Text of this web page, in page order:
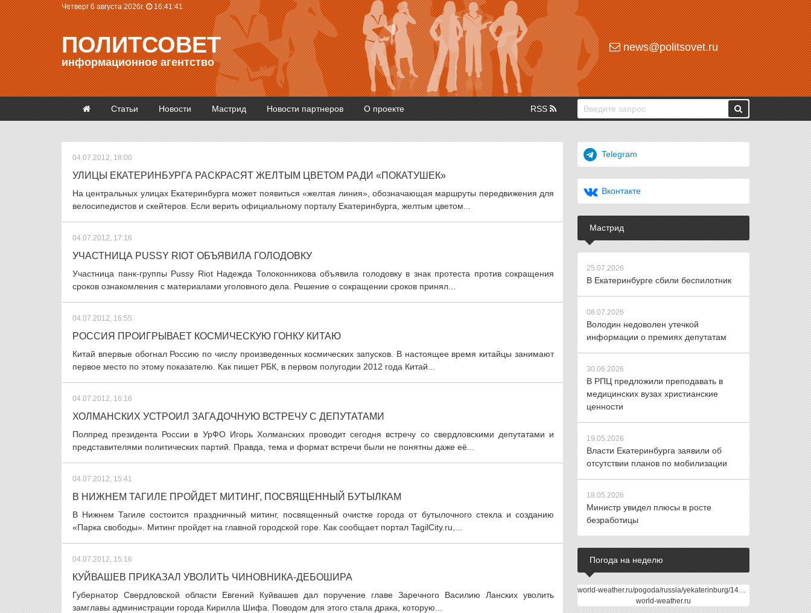
Четверг 6 августа 2026г. 16:41:41
ПОЛИТСОВЕТ
информационное агентство
news@politsovet.ru
Статьи Новости Мастрид Новости партнеров О проекте RSS
04.07.2012, 18:00
УЛИЦЫ ЕКАТЕРИНБУРГА РАСКРАСЯТ ЖЕЛТЫМ ЦВЕТОМ РАДИ «ПОКАТУШЕК»
На центральных улицах Екатеринбурга может появиться «желтая линия», обозначающая маршруты передвижения для
велосипедистов и скейтеров. Если верить официальному порталу Екатеринбурга, желтым цветом...
04.07.2012, 17:16
УЧАСТНИЦА PUSSY RIOT ОБЪЯВИЛА ГОЛОДОВКУ
Участница панк-группы Pussy Riot Надежда Толоконникова объявила голодовку в знак протеста против сокращения
сроков ознакомления с материалами уголовного дела. Решение о сокращении сроков принял...
04.07.2012, 16:55
РОССИЯ ПРОИГРЫВАЕТ КОСМИЧЕСКУЮ ГОНКУ КИТАЮ
Китай впервые обогнал Россию по числу произведенных космических запусков. В настоящее время китайцы занимают
первое место по этому показателю. Как пишет РБК, в первом полугодии 2012 года Китай...
04.07.2012, 16:16
ХОЛМАНСКИХ УСТРОИЛ ЗАГАДОЧНУЮ ВСТРЕЧУ С ДЕПУТАТАМИ
Полпред президента России в УрФО Игорь Холманских проводит сегодня встречу со свердловскими депутатами и
представителями политических партий. Правда, тема и формат встречи были не понятны даже её...
04.07.2012, 15:41
В НИЖНЕМ ТАГИЛЕ ПРОЙДЕТ МИТИНГ, ПОСВЯЩЕННЫЙ БУТЫЛКАМ
В Нижнем Тагиле состоится праздничный митинг, посвященный очистке города от бутылочного стекла и созданию
«Парка свободы». Митинг пройдет на главной городской горе. Как сообщает портал TagilCity.ru,...
04.07.2012, 15:16
КУЙВАШЕВ ПРИКАЗАЛ УВОЛИТЬ ЧИНОВНИКА-ДЕБОШИРА
Губернатор Свердловской области Евгений Куйвашев дал поручение главе Заречного Василию Ланских уволить
замглавы администрации города Кирилла Шифа. Поводом для этого стала драка, которую...
Telegram
Вконтакте
Мастрид
25.07.2026
В Екатеринбурге сбили беспилотник
08.07.2026
Володин недоволен утечкой
информации о премиях депутатам
30.06.2026
В РПЦ предложили преподавать в
медицинских вузах христианские
ценности
19.05.2026
Власти Екатеринбурга заявили об
отсутствии планов по мобилизации
18.05.2026
Министр увидел плюсы в росте
безработицы
Погода на неделю
world-weather.ru/pogoda/russia/yekaterinburg/14days/
world-weather.ru